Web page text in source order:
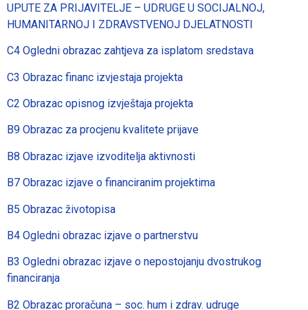
UPUTE ZA PRIJAVITELJE – UDRUGE U SOCIJALNOJ,
HUMANITARNOJ I ZDRAVSTVENOJ DJELATNOSTI
C4 Ogledni obrazac zahtjeva za isplatom sredstava
C3 Obrazac financ izvjestaja projekta
C2 Obrazac opisnog izvještaja projekta
B9 Obrazac za procjenu kvalitete prijave
B8 Obrazac izjave izvoditelja aktivnosti
B7 Obrazac izjave o financiranim projektima
B5 Obrazac životopisa
B4 Ogledni obrazac izjave o partnerstvu
B3 Ogledni obrazac izjave o nepostojanju dvostrukog
financiranja
B2 Obrazac proračuna – soc. hum i zdrav. udruge